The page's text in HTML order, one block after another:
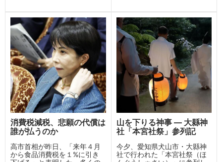
消費税減税、悲願の代償は
誰が払うのか
高市首相が昨日、「来年４月
から食品消費税を１%に引き
山を下りる神事 ― 大縣神
社「本宮社祭」参列記
今夕、愛知県犬山市・大縣神
社で行われた「本宮社祭（ほ